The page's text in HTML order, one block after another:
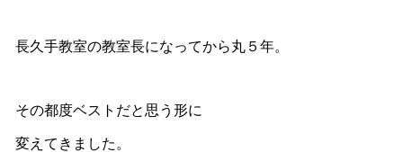
長久手教室の教室長になってから丸５年。
その都度ベストだと思う形に
変えてきました。